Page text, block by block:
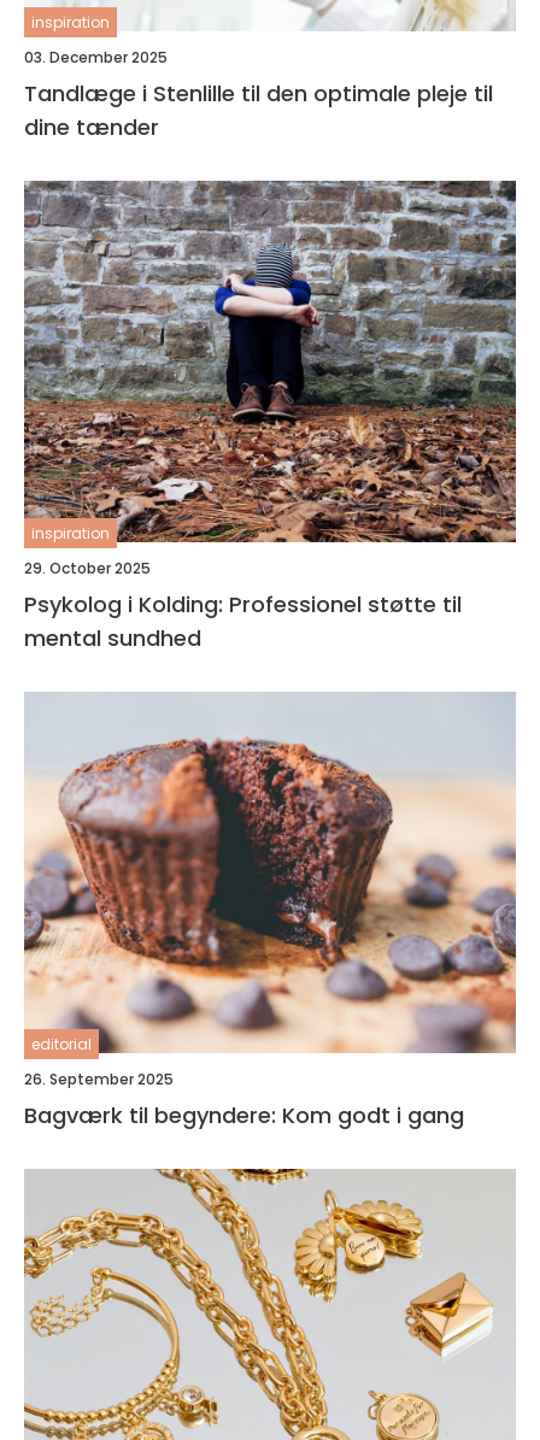
inspiration
03. December 2025
Tandlæge i Stenlille til den optimale pleje til
dine tænder
inspiration
29. October 2025
Psykolog i Kolding: Professionel støtte til
mental sundhed
editorial
26. September 2025
Bagværk til begyndere: Kom godt i gang